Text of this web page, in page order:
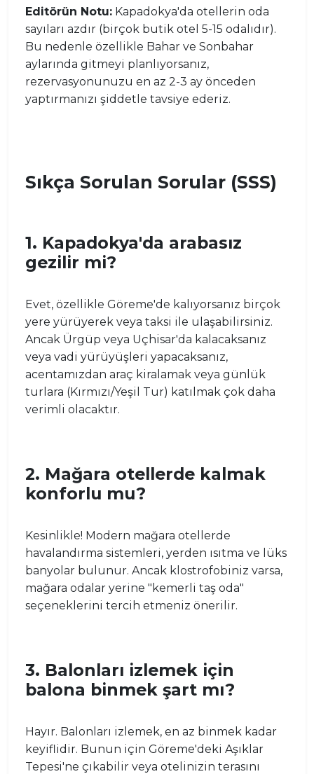
Editörün Notu: Kapadokya'da otellerin oda
sayıları azdır (birçok butik otel 5-15 odalıdır).
Bu nedenle özellikle Bahar ve Sonbahar
aylarında gitmeyi planlıyorsanız,
rezervasyonunuzu en az 2-3 ay önceden
yaptırmanızı şiddetle tavsiye ederiz.
Sıkça Sorulan Sorular (SSS)
1. Kapadokya'da arabasız
gezilir mi?
Evet, özellikle Göreme'de kalıyorsanız birçok
yere yürüyerek veya taksi ile ulaşabilirsiniz.
Ancak Ürgüp veya Uçhisar'da kalacaksanız
veya vadi yürüyüşleri yapacaksanız,
acentamızdan araç kiralamak veya günlük
turlara (Kırmızı/Yeşil Tur) katılmak çok daha
verimli olacaktır.
2. Mağara otellerde kalmak
konforlu mu?
Kesinlikle! Modern mağara otellerde
havalandırma sistemleri, yerden ısıtma ve lüks
banyolar bulunur. Ancak klostrofobiniz varsa,
mağara odalar yerine "kemerli taş oda"
seçeneklerini tercih etmeniz önerilir.
3. Balonları izlemek için
balona binmek şart mı?
Hayır. Balonları izlemek, en az binmek kadar
keyiflidir. Bunun için Göreme'deki Aşıklar
Tepesi'ne çıkabilir veya otelinizin terasını